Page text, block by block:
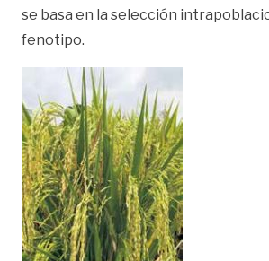
se basa en la selección
fenotipo.